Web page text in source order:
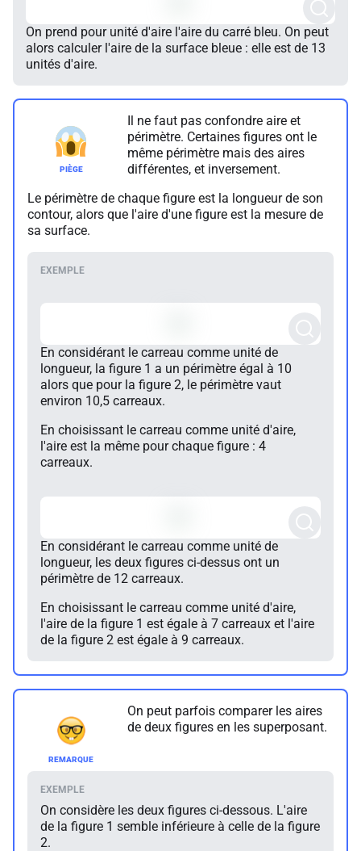
On prend pour unité d'aire l'aire du carré bleu. On peut
alors calculer l'aire de la surface bleue : elle est de 13
unités d'aire.
Il ne faut pas confondre aire et
périmètre. Certaines figures ont le
même périmètre mais des aires
différentes, et inversement.
Le périmètre de chaque figure est la longueur de son
contour, alors que l'aire d'une figure est la mesure de
sa surface.
En considérant le carreau comme unité de
longueur, la figure 1 a un périmètre égal à 10
alors que pour la figure 2, le périmètre vaut
environ 10,5 carreaux.
En choisissant le carreau comme unité d'aire,
l'aire est la même pour chaque figure : 4
carreaux.
En considérant le carreau comme unité de
longueur, les deux figures ci-dessus ont un
périmètre de 12 carreaux.
En choisissant le carreau comme unité d'aire,
l'aire de la figure 1 est égale à 7 carreaux et l'aire
de la figure 2 est égale à 9 carreaux.
On peut parfois comparer les aires
de deux figures en les superposant.
On considère les deux figures ci-dessous. L'aire
de la figure 1 semble inférieure à celle de la figure
2.